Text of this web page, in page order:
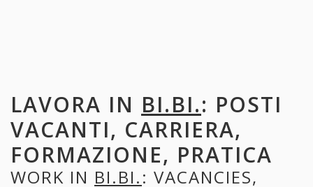
LAVORA IN BI.BI.: POSTI
VACANTI, CARRIERA,
FORMAZIONE, PRATICA
WORK IN BI.BI.: VACANCIES,